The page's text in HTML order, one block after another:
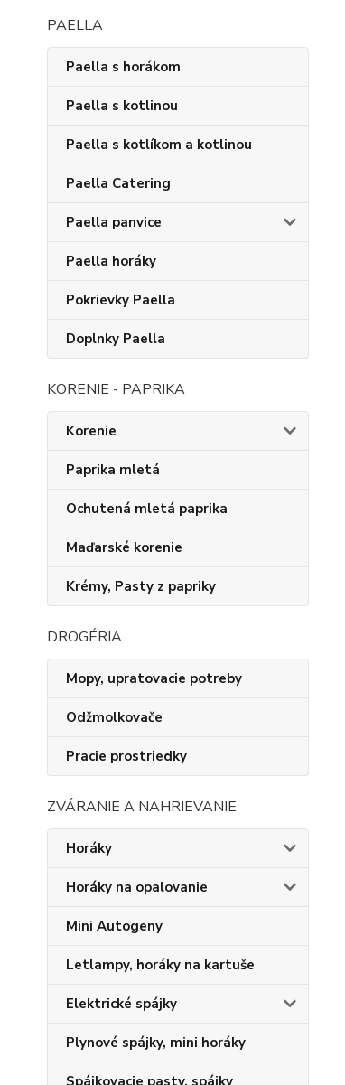
PAELLA
Paella s horákom
Paella s kotlinou
Paella s kotlíkom a kotlinou
Paella Catering
Paella panvice
Paella horáky
Pokrievky Paella
Doplnky Paella
KORENIE - PAPRIKA
Korenie
Paprika mletá
Ochutená mletá paprika
Maďarské korenie
Krémy, Pasty z papriky
DROGÉRIA
Mopy, upratovacie potreby
Odžmolkovače
Pracie prostriedky
ZVÁRANIE A NAHRIEVANIE
Horáky
Horáky na opalovanie
Mini Autogeny
Letlampy, horáky na kartuše
Elektrické spájky
Plynové spájky, mini horáky
Spájkovacie pasty, spájky